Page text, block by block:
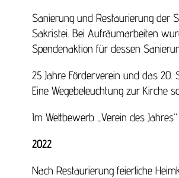
Sanierung und Restaurierung der
Sakristei. Bei Aufräumarbeiten
Spendenaktion für dessen
25 Jahre Förderverein und das 20.
Eine Wegebeleuchtung zur Kirche
Im Wettbewerb „Verein des
2022
Nach Restaurierung feierliche